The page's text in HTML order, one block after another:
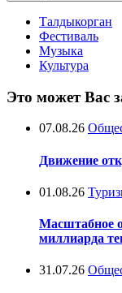
Талдыкорган
Фестиваль
Музыка
Культура
Это может Вас
07.08.26
Движение
01.08.26
Масштабное
миллиарда
31.07.26